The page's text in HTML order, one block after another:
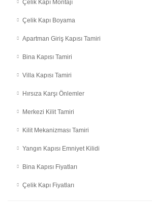
Çelik Kapı Montajı
Çelik Kapı Boyama
Apartman Giriş Kapısı Tamiri
Bina Kapısı Tamiri
Villa Kapısı Tamiri
Hırsıza Karşı Önlemler
Merkezi Kilit Tamiri
Kilit Mekanizması Tamiri
Yangın Kapısı Emniyet Kilidi
Bina Kapısı Fiyatları
Çelik Kapı Fiyatları